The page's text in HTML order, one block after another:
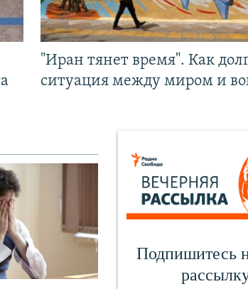
"Иран тянет время". Как
ситуация между миром и